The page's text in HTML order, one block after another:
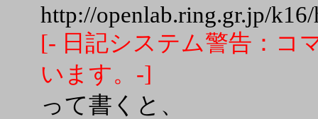
http://openlab.ring.gr.jp/
[- 日記システム警告：コ
います。-]
って書くと、